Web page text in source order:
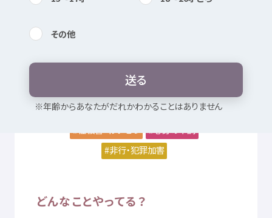
内検索
お気に入り
サイトについて
気持ちをはきだす
その他
送る
※年齢からあなたがだれかわかることはありません
子どもの権利相談室やまなしスマ
イル（オンライン
暴言・無視・ひいき たたく・殴る
性被害・わいせつ 心身の不調
非行・犯罪加害
どんなことやってる？